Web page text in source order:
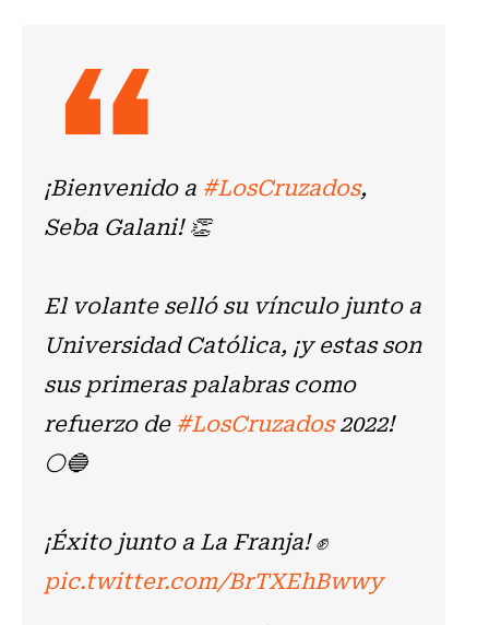
¡Bienvenido a #LosCruzados,
Seba Galani! 👏
El volante selló su vínculo junto a
Universidad Católica, ¡y estas son
sus primeras palabras como
refuerzo de#LosCruzados2022!
⚪🔵
¡Éxito junto a La Franja! ✊
pic.twitter.com/BrTXEhBwwy